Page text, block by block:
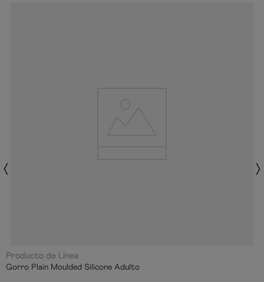
Producto de Línea
Gorro Plain Moulded Silicone Adulto